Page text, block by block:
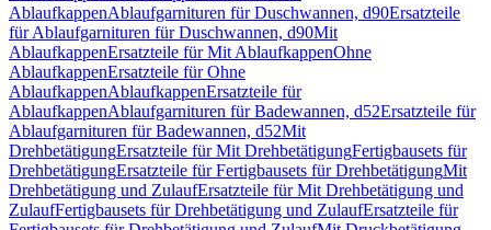
AblaufkappenAblaufgarnituren für Duschwannen, d90Ersatzteile
für Ablaufgarnituren für Duschwannen, d90Mit
AblaufkappenErsatzteile für Mit AblaufkappenOhne
AblaufkappenErsatzteile für Ohne
AblaufkappenAblaufkappenErsatzteile für
AblaufkappenAblaufgarnituren für Badewannen, d52Ersatzteile für
Ablaufgarnituren für Badewannen, d52Mit
DrehbetätigungErsatzteile für Mit DrehbetätigungFertigbausets für
DrehbetätigungErsatzteile für Fertigbausets für DrehbetätigungMit
Drehbetätigung und ZulaufErsatzteile für Mit Drehbetätigung und
ZulaufFertigbausets für Drehbetätigung und ZulaufErsatzteile für